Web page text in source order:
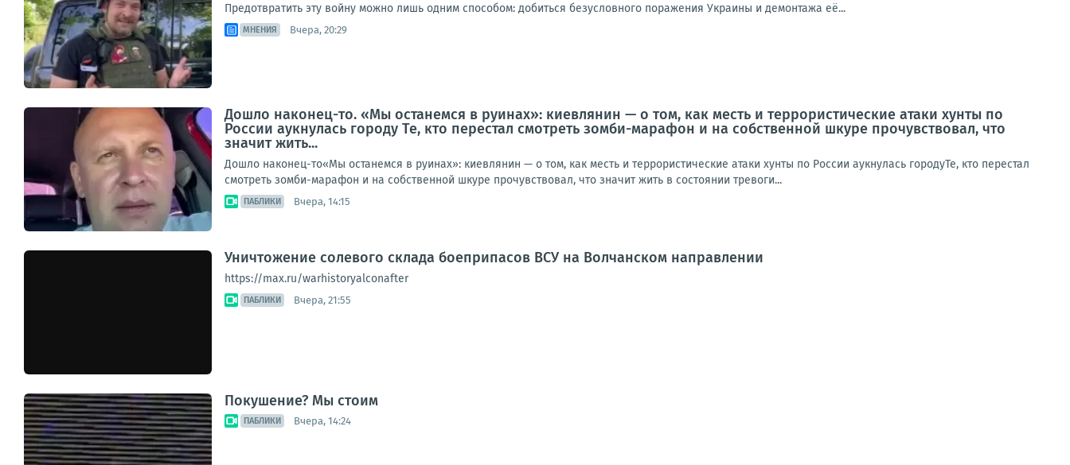
Предотвратить эту войну можно лишь одним способом: добиться безусловного поражения Украины и демонтажа её...
МНЕНИЯ Вчера, 20:29
Дошло наконец-то. «Мы останемся в руинах»: киевлянин — о том, как месть и террористические атаки хунты по
России аукнулась городу Те, кто перестал смотреть зомби-марафон и на собственной шкуре прочувствовал, что
значит жить...
Дошло наконец-то«Мы останемся в руинах»: киевлянин — о том, как месть и террористические атаки хунты по России аукнулась городуТе, кто перестал
смотреть зомби-марафон и на собственной шкуре прочувствовал, что значит жить в состоянии тревоги...
ПАБЛИКИ Вчера, 14:15
Уничтожение солевого склада боеприпасов ВСУ на Волчанском направлении
https://max.ru/warhistoryalconafter
ПАБЛИКИ Вчера, 21:55
Покушение? Мы стоим
ПАБЛИКИ Вчера, 14:24